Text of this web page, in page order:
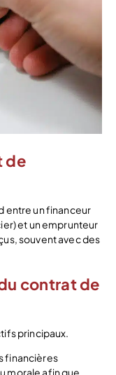
de
entre un financeur
et un emprunteur
souvent avec des
contrat de
principaux.
financières